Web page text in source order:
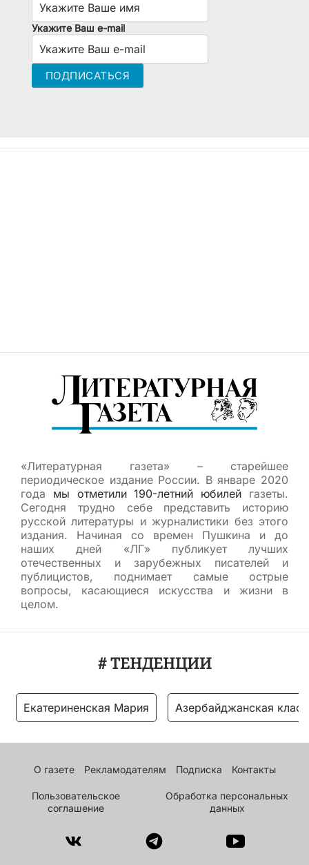
Укажите Ваш e-mail
«Литературная газета» – старейшее
периодическое издание России. В январе 2020
года мы отметили 190-летний юбилей газеты.
Сегодня трудно себе представить историю
русской литературы и журналистики без этого
издания. Начиная со времен Пушкина и до
наших дней «ЛГ» публикует лучших
отечественных и зарубежных писателей и
публицистов, поднимает самые острые
вопросы, касающиеся искусства и жизни в
целом.
# ТЕНДЕНЦИИ
Екатериненская Мария Азербайджанская
О газете Рекламодателям Подписка Контакты
Пользовательское
соглашение
Обработка персональных
данных